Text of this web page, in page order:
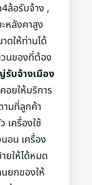
ล้อรับจ้าง ,
หลังคาสูง
ดให้ท่านได้
วนของที่ต้อง
รับจ้างเมือง
อยให้บริการ
มที่ลูกค้า
เครื่องใช้
อน เครื่อง
ยให้ได้หมด
ยกของให้